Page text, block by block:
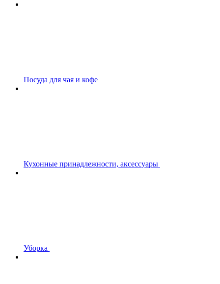
Посуда для чая и кофе
Кухонные принадлежности, аксессуары
Уборка